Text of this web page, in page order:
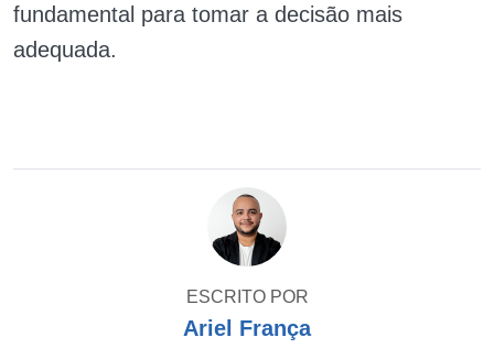
fundamental para tomar a decisão mais
adequada.
ESCRITO POR
Ariel França